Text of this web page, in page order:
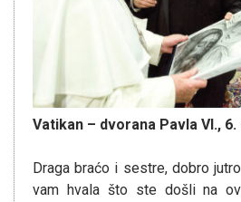
Vatikan – dvorana Pavla VI.,
Draga braćo i sestre, dobro
vam hvala što ste došli na